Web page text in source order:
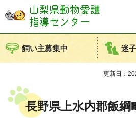
山梨県動物愛護
指導センター
飼い主募集中 迷
更新日：
長野県上水内郡飯